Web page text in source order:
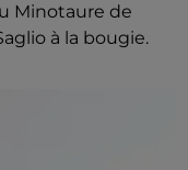
Minotaure de
à la bougie.